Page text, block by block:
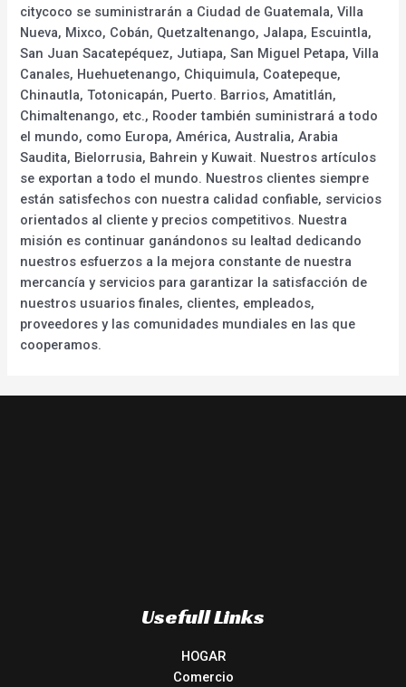
citycoco se suministrarán a Ciudad de Guatemala, Villa
Nueva, Mixco, Cobán, Quetzaltenango, Jalapa, Escuintla,
San Juan Sacatepéquez, Jutiapa, San Miguel Petapa, Villa
Canales, Huehuetenango, Chiquimula, Coatepeque,
Chinautla, Totonicapán, Puerto. Barrios, Amatitlán,
Chimaltenango, etc., Rooder también suministrará a todo
el mundo, como Europa, América, Australia, Arabia
Saudita, Bielorrusia, Bahrein y Kuwait. Nuestros artículos
se exportan a todo el mundo. Nuestros clientes siempre
están satisfechos con nuestra calidad confiable, servicios
orientados al cliente y precios competitivos. Nuestra
misión es continuar ganándonos su lealtad dedicando
nuestros esfuerzos a la mejora constante de nuestra
mercancía y servicios para garantizar la satisfacción de
nuestros usuarios finales, clientes, empleados,
proveedores y las comunidades mundiales en las que
cooperamos.
Usefull Links
HOGAR
Comercio